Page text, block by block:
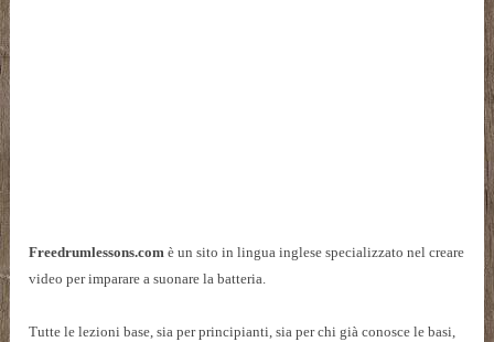
Freedrumlessons.com è un sito in lingua inglese specializzato nel creare
video per imparare a suonare la batteria.
Tutte le lezioni base, sia per principianti, sia per chi già conosce le basi,